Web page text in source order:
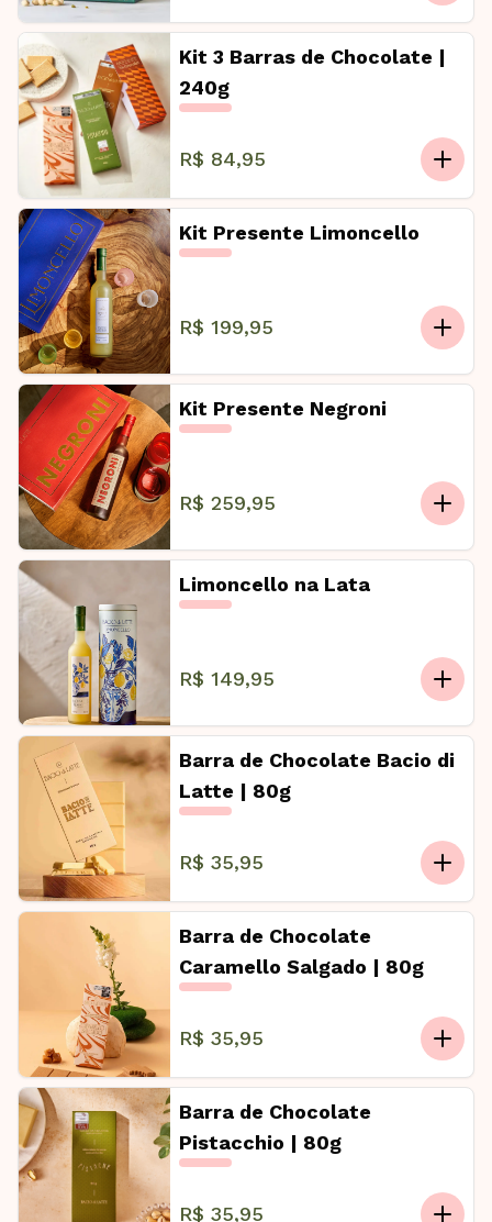
Kit 3 Barras de Chocolate |
240g
R$ 84,95
Kit Presente Limoncello
R$ 199,95
Kit Presente Negroni
R$ 259,95
Limoncello na Lata
R$ 149,95
Barra de Chocolate Bacio di
Latte | 80g
R$ 35,95
Barra de Chocolate
Caramello Salgado | 80g
R$ 35,95
Barra de Chocolate
Pistacchio | 80g
R$ 35,95